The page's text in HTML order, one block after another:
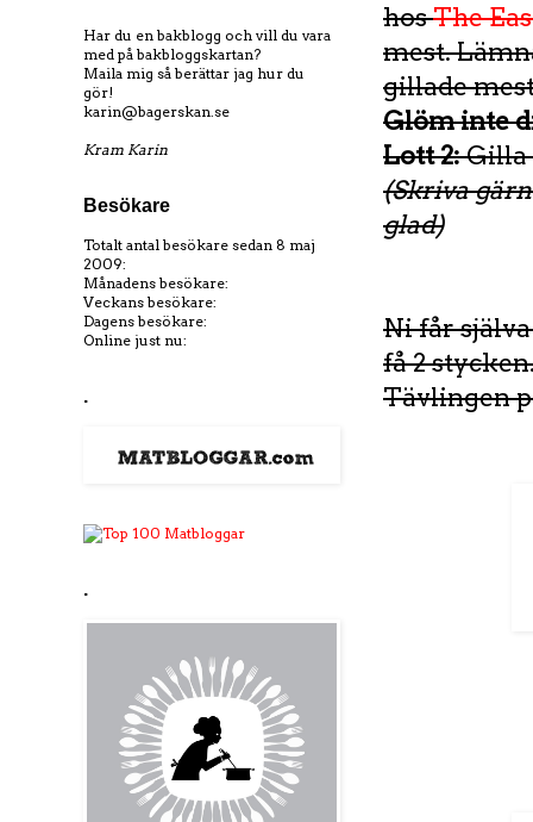
hosThe
mest.
gillade
Glöm inte
Lott 2:Gilla
(Skriva
glad)
Ni får
få 2
Tävlingen
Har du en bakblogg och vill du vara
med på bakbloggskartan?
Maila mig så berättar jag hur du
gör!
karin@bagerskan.se
Kram Karin
Besökare
Totalt antal besökare sedan 8 maj
2009:
Månadens besökare:
Veckans besökare:
Dagens besökare:
Online just nu:
.
.